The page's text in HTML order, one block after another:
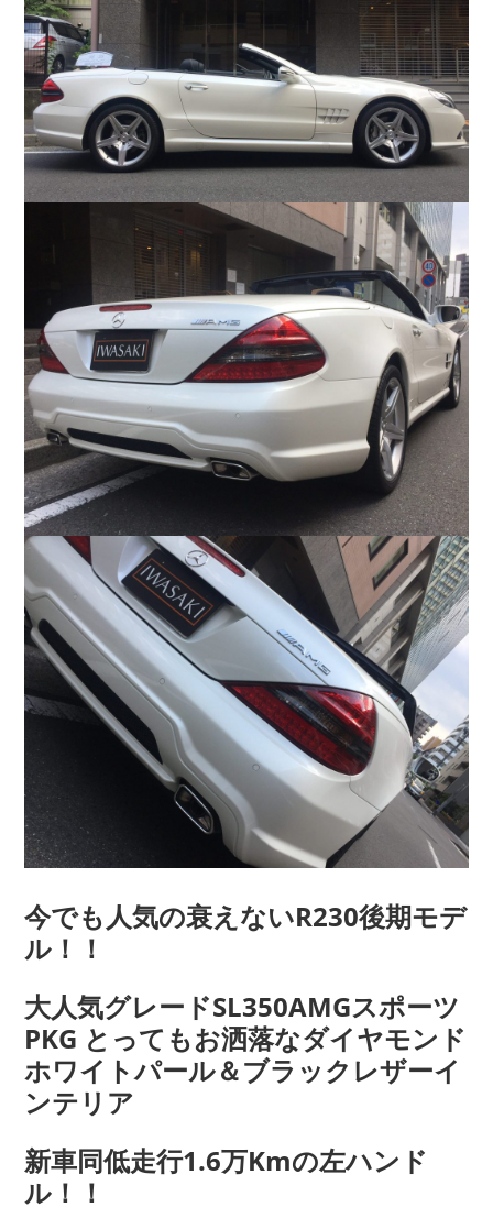
今でも人気の衰えないR230後期モデ
ル！！
大人気グレードSL350AMGスポーツ
PKG とってもお洒落なダイヤモンド
ホワイトパール＆ブラックレザーイ
ンテリア
新車同低走行1.6万Kmの左ハンド
ル！！